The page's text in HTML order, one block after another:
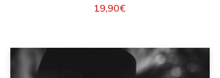
19,90€